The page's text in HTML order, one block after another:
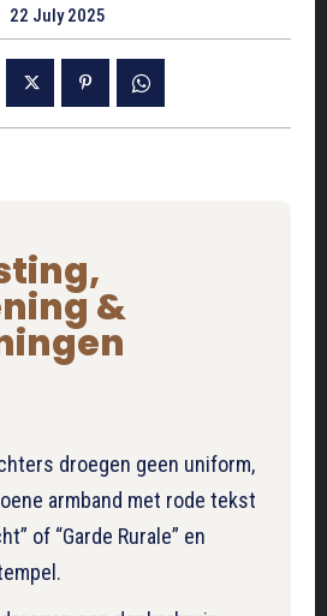
22 July 2025
&
droegen geen uniform,
armband met rode tekst
of “Garde Rurale” en